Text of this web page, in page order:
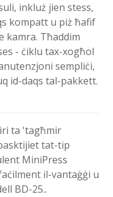
inkluż jien stess,
kompatt u piż ħafif
kamra. Tħaddim
- ċiklu tax-xogħol
sempliċi,
id-daqs tal-pakkett.
ta 'tagħmir
tat-tip
MiniPress
il-vantaġġi u
BD-25..